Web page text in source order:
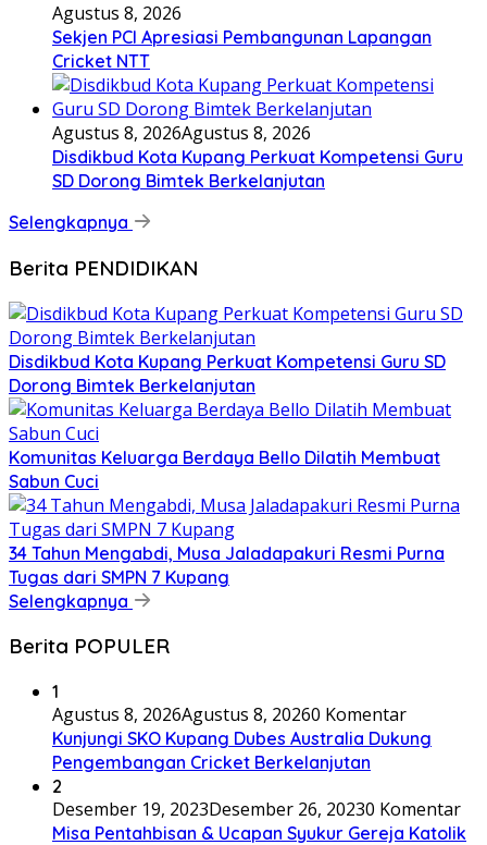
Agustus 8, 2026
Sekjen PCI Apresiasi Pembangunan Lapangan
Cricket NTT
Agustus 8, 2026Agustus 8, 2026
Disdikbud Kota Kupang Perkuat Kompetensi Guru
SD Dorong Bimtek Berkelanjutan
Selengkapnya
Berita PENDIDIKAN
Disdikbud Kota Kupang Perkuat Kompetensi Guru SD
Dorong Bimtek Berkelanjutan
Komunitas Keluarga Berdaya Bello Dilatih Membuat
Sabun Cuci
34 Tahun Mengabdi, Musa Jaladapakuri Resmi Purna
Tugas dari SMPN 7 Kupang
Selengkapnya
Berita POPULER
1
Agustus 8, 2026Agustus 8, 20260 Komentar
Kunjungi SKO Kupang Dubes Australia Dukung
Pengembangan Cricket Berkelanjutan
2
Desember 19, 2023Desember 26, 20230 Komentar
Misa Pentahbisan & Ucapan Syukur Gereja Katolik